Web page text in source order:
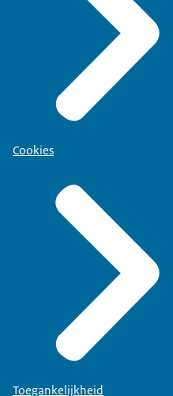
Cookies
Toegankelijkheid